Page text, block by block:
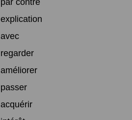
par contre
explication
avec
regarder
améliorer
passer
acquérir